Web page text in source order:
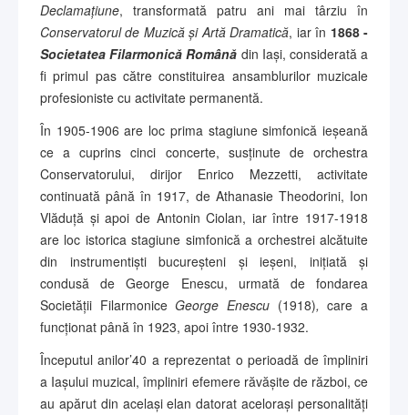
Declamațiune, transformată patru ani mai târziu în
Conservatorul de Muzică și Artă Dramatică, iar în 1868 -
Societatea Filarmonică Română din Iași, considerată a
fi primul pas către constituirea ansamblurilor muzicale
profesioniste cu activitate permanentă.
În 1905-1906 are loc prima stagiune simfonică ieșeană
ce a cuprins cinci concerte, susținute de orchestra
Conservatorului, dirijor Enrico Mezzetti, activitate
continuată până în 1917, de Athanasie Theodorini, Ion
Vlăduță și apoi de Antonin Ciolan, iar între 1917-1918
are loc istorica stagiune simfonică a orchestrei alcătuite
din instrumentiști bucureșteni și ieșeni, inițiată și
condusă de George Enescu, urmată de fondarea
Societății FilarmoniceGeorge Enescu (1918), care a
funcționat până în 1923, apoi între 1930-1932.
Începutul anilor’40 a reprezentat o perioadă de împliniri
a Iașului muzical, împliniri efemere răvășite de război, ce
au apărut din același elan datorat acelorași personalități